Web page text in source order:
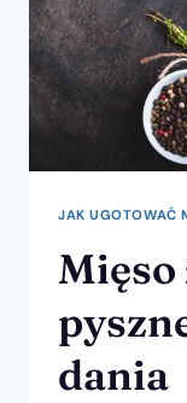
JAK UGOTOWAĆ
Mięso
dania